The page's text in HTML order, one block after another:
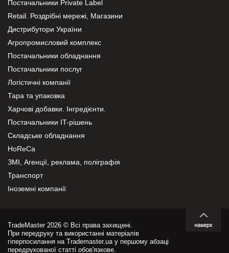
Постачальники Private Label
Retail. Роздрібні мережі, Магазини
Дистрибутори України
Агропромисловий комплекс
Постачальники обладнання
Постачальники послуг
Логістичні компанії
Тара та упаковка
Харчові добавки. Інгредієнти.
Постачальники IT-рішень
Складське обладнання
HoReCa
ЗМІ, Агенції, реклама, поліграфія
Транспорт
Іноземні компанії
TradeMaster 2026 © Всі права захищені.
При передруку та використанні матеріалів
гіперпосилання на Trademaster.ua у першому абзаці
передрукованої статті обов'язкове.